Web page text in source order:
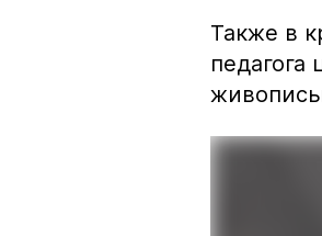
Также в
педагога